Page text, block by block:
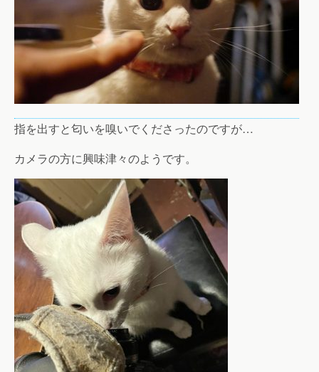
指を出すと匂いを嗅いでくださったのですが…
カメラの方に興味津々のようです。